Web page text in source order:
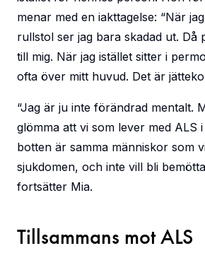
menar med en iakttagelse: “När
rullstol ser jag bara skadad ut. Då
till mig. När jag istället sitter i
ofta över mitt huvud. Det är
“Jag är ju inte förändrad mentalt.
glömma att vi som lever med ALS
botten är samma människor som
sjukdomen, och inte vill bli
fortsätter Mia.
Tillsammans mot ALS